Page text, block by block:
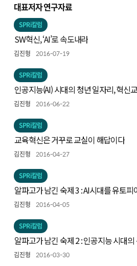
대표저자 연구자료
SPRi칼럼
SW혁신, ‘AI’로 속도내라
김진형 2016-07-19
SPRi칼럼
인공지능(AI) 시대의 청년 일자리, 혁신
김진형 2016-06-22
SPRi칼럼
교육혁신은 거꾸로 교실이 해답이다
김진형 2016-04-27
SPRi칼럼
알파고가 남긴 숙제 3 : AI시대를 유토피
김진형 2016-04-05
SPRi칼럼
알파고가 남긴 숙제 2 : 인공지능 시대의
김진형 2016-03-30